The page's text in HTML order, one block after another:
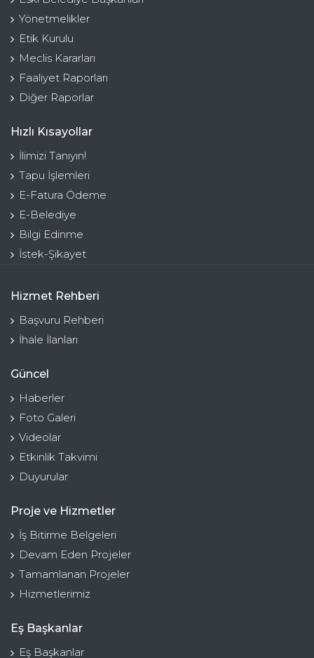
Yönetmelikler
Etik Kurulu
Meclis Kararları
Faaliyet Raporları
Diğer Raporlar
Hızlı Kısayollar
İlimizi Tanıyın!
Tapu İşlemleri
E-Fatura Ödeme
E-Belediye
Bilgi Edinme
İstek-Şikayet
Hizmet Rehberi
Başvuru Rehberi
İhale İlanları
Güncel
Haberler
Foto Galeri
Videolar
Etkinlik Takvimi
Duyurular
Proje ve Hizmetler
İş Bitirme Belgeleri
Devam Eden Projeler
Tamamlanan Projeler
Hizmetlerimiz
Eş Başkanlar
Eş Başkanlar